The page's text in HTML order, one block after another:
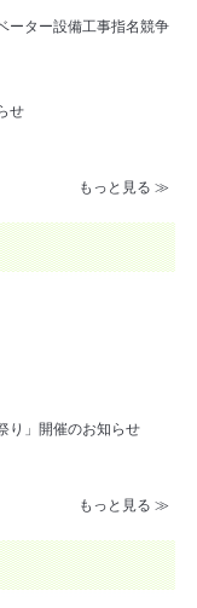
ーター設備⼯事指名競争
せ
もっと見る ≫
り」開催のお知らせ
もっと見る ≫